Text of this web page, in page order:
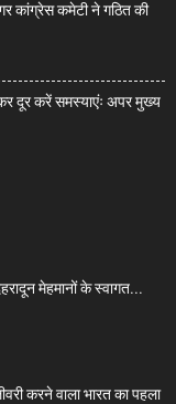
कांग्रेस कमेटी ने गठित की
कर दूर करें समस्याएंः अपर मुख्य
मेहमानों के स्वागत...
करने वाला भारत का पहला